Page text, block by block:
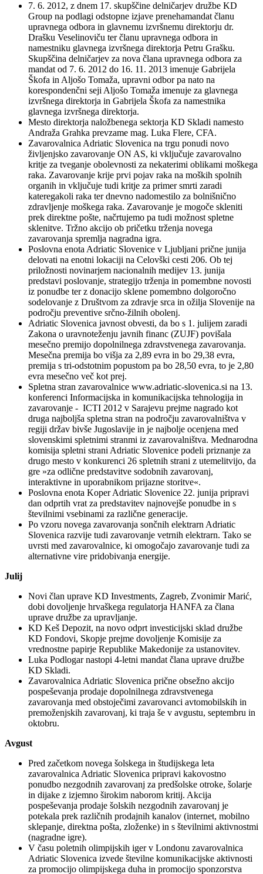
7. 6. 2012, z dnem 17. skupščine delničarjev družbe KD
Group na podlagi odstopne izjave prenehamandat članu
upravnega odbora in glavnemu izvršnemu direktorju dr.
Drašku Veselinoviču ter članu upravnega odbora in
namestniku glavnega izvršnega direktorja Petru Grašku.
Skupščina delničarjev za nova člana upravnega odbora za
mandat od 7. 6. 2012 do 16. 11. 2013 imenuje Gabrijela
Škofa in Aljošo Tomaža, upravni odbor pa nato na
korespondenčni seji Aljošo Tomaža imenuje za glavnega
izvršnega direktorja in Gabrijela Škofa za namestnika
glavnega izvršnega direktorja.
Mesto direktorja naložbenega sektorja KD Skladi namesto
Andraža Grahka prevzame mag. Luka Flere, CFA.
Zavarovalnica Adriatic Slovenica na trgu ponudi novo
življenjsko zavarovanje ON AS, ki vključuje zavarovalno
kritje za tveganje obolevnosti za nekaterimi oblikami moškega
raka. Zavarovanje krije prvi pojav raka na moških spolnih
organih in vključuje tudi kritje za primer smrti zaradi
kateregakoli raka ter dnevno nadomestilo za bolnišnično
zdravljenje moškega raka. Zavarovanje je mogoče skleniti
prek direktne pošte, načrtujemo pa tudi možnost spletne
sklenitve. Tržno akcijo ob pričetku trženja novega
zavarovanja spremlja nagradna igra.
Poslovna enota Adriatic Slovenice v Ljubljani prične junija
delovati na enotni lokaciji na Celovški cesti 206. Ob tej
priložnosti novinarjem nacionalnih medijev 13. junija
predstavi poslovanje, strategijo trženja in pomembne novosti
iz ponudbe ter z donacijo sklene pomembno dolgoročno
sodelovanje z Društvom za zdravje srca in ožilja Slovenije na
področju preventive srčno-žilnih obolenj.
Adriatic Slovenica javnost obvesti, da bo s 1. julijem zaradi
Zakona o uravnoteženju javnih financ (ZUJF) povišala
mesečno premijo dopolnilnega zdravstvenega zavarovanja.
Mesečna premija bo višja za 2,89 evra in bo 29,38 evra,
premija s tri-odstotnim popustom pa bo 28,50 evra, to je 2,80
evra mesečno več kot prej.
Spletna stran zavarovalnice www.adriatic-slovenica.si na 13.
konferenci Informacijska in komunikacijska tehnologija in
zavarovanje - ICTI 2012 v Sarajevu prejme nagrado kot
druga najboljša spletna stran na področju zavarovalništva v
regiji držav bivše Jugoslavije in je najbolje ocenjena med
slovenskimi spletnimi stranmi iz zavarovalništva. Mednarodna
komisija spletni strani Adriatic Slovenice podeli priznanje za
drugo mesto v konkurenci 26 spletnih strani z utemelitvijo, da
gre »za odlične predstavitve sodobnih zavarovanj,
interaktivne in uporabnikom prijazne storitve«.
Poslovna enota Koper Adriatic Slovenice 22. junija pripravi
dan odprtih vrat za predstavitev najnovejše ponudbe in s
številnimi vsebinami za različne generacije.
Po vzoru novega zavarovanja sončnih elektrarn Adriatic
Slovenica razvije tudi zavarovanje vetrnih elektrarn. Tako se
uvrsti med zavarovalnice, ki omogočajo zavarovanje tudi za
alternativne vire pridobivanja energije.
Julij
Novi član uprave KD Investments, Zagreb, Zvonimir Marić,
dobi dovoljenje hrvaškega regulatorja HANFA za člana
uprave družbe za upravljanje.
KD Keš Depozit, na novo odprt investicijski sklad družbe
KD Fondovi, Skopje prejme dovoljenje Komisije za
vrednostne papirje Republike Makedonije za ustanovitev.
Luka Podlogar nastopi 4-letni mandat člana uprave družbe
KD Skladi.
Zavarovalnica Adriatic Slovenica prične obsežno akcijo
pospeševanja prodaje dopolnilnega zdravstvenega
zavarovanja med obstoječimi zavarovanci avtomobilskih in
premoženjskih zavarovanj, ki traja še v avgustu, septembru in
oktobru.
Avgust
Pred začetkom novega šolskega in študijskega leta
zavarovalnica Adriatic Slovenica pripravi kakovostno
ponudbo nezgodnih zavarovanj za predšolske otroke, šolarje
in dijake z izjemno širokim naborom kritij. Akcija
pospeševanja prodaje šolskih nezgodnih zavarovanj je
potekala prek različnih prodajnih kanalov (internet, mobilno
sklepanje, direktna pošta, zloženke) in s številnimi aktivnostmi
(nagradne igre).
V času poletnih olimpijskih iger v Londonu zavarovalnica
Adriatic Slovenica izvede številne komunikacijske aktivnosti
za promocijo olimpijskega duha in promocijo sponzorstva